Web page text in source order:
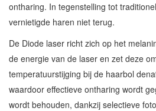
ontharing. In tegenstelling tot
vernietigde haren niet terug.
De Diode laser richt zich op het
de energie van de laser en zet deze
temperatuurstijging bij de haarbol
waardoor effectieve ontharing wordt
wordt behouden, dankzij selectieve